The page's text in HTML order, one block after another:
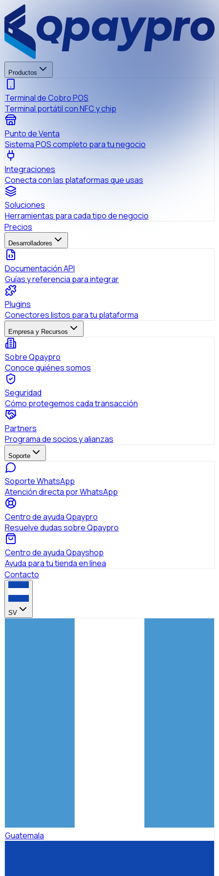
Productos
Terminal de Cobro POS
Terminal portátil con NFC y chip
Punto de Venta
Sistema POS completo para tu negocio
Integraciones
Conecta con las plataformas que usas
Soluciones
Herramientas para cada tipo de negocio
Precios
Desarrolladores
Documentación API
Guías y referencia para integrar
Plugins
Conectores listos para tu plataforma
Empresa y Recursos
Sobre Qpaypro
Conoce quiénes somos
Seguridad
Cómo protegemos cada transacción
Partners
Programa de socios y alianzas
Soporte
Soporte WhatsApp
Atención directa por WhatsApp
Centro de ayuda Qpaypro
Resuelve dudas sobre Qpaypro
Centro de ayuda Qpayshop
Ayuda para tu tienda en línea
Contacto
SV
Guatemala